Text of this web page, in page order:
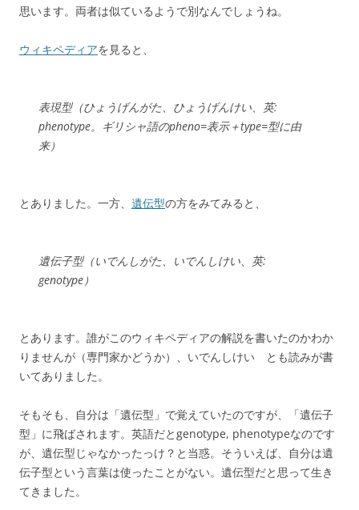
思います。両者は似ているようで別なんでしょうね。
ウィキペディアを見ると、
表現型（ひょうげんがた、ひょうげんけい、英:
phenotype。ギリシャ語のpheno=表示＋type=型に由
来）
とありました。一方、 遺伝型の方をみてみると、
遺伝子型（いでんしがた、いでんしけい、英:
genotype）
とあります。誰がこのウィキペディアの解説を書いたのかわか
りませんが（専門家かどうか）、いでんしけい とも読みが書
いてありました。
そもそも、自分は「遺伝型」で覚えていたのですが、「遺伝子
型」に飛ばされます。英語だとgenotype, phenotypeなのです
が、遺伝型じゃなかったっけ？と当惑。そういえば、自分は遺
伝子型という言葉は使ったことがない。遺伝型だと思って生き
てきました。